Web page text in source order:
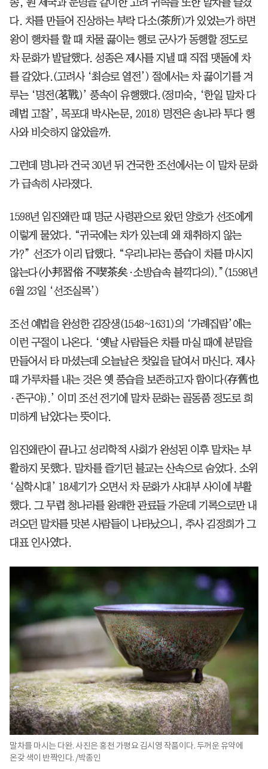
송, 원 제국과 운명을 같이한 고려 귀족들 또한 말차를 즐겼
다. 차를 만들어 진상하는 부락 다소(茶所)가 있었는가 하면
왕이 행차를 할 때 차물 끓이는 행로 군사가 동행할 정도로
차 문화가 발달했다. 성종은 제사를 지낼 때 직접 맷돌에 차
를 갈았다.(고려사 ‘최승로 열전’) 절에서는 차 끓이기를 겨
루는 ‘명전(茗戰)’ 풍속이 유행했다.(정미숙, ‘한일 말차 다
례법 고찰’, 목포대 박사논문, 2018) 명전은 송나라 투다 행
사와 비슷하지 않았을까.
그런데 명나라 건국 30년 뒤 건국한 조선에서는 이 말차 문화
가 급속히 사라졌다.
1598년 임진왜란 때 명군 사령관으로 왔던 양호가 선조에게
이렇게 물었다. “귀국에는 차가 있는데 왜 채취하지 않는
가?” 선조가 이리 답했다. “우리나라는 풍습이 차를 마시지
않는다(小邦習俗 不喫茶矣·소방습속 불끽다의).”(1598년
6월 23일 ‘선조실록’)
조선 예법을 완성한 김장생(1548~1631)의 ‘가례집람’에는
이런 구절이 나온다. ‘옛날 사람들은 차를 마실 때에 분말을
만들어서 타 마셨는데 오늘날은 찻잎을 달여서 마신다. 제사
때 가루차를 내는 것은 옛 풍습을 보존하고자 함이다(存舊也
·존구야).’ 이미 조선 전기에 말차 문화는 골동품 정도로 희
미하게 남았다는 뜻이다.
임진왜란이 끝나고 성리학적 사회가 완성된 이후 말차는 부
활하지 못했다. 말차를 즐기던 불교는 산속으로 숨었다. 소위
‘실학시대’ 18세기가 오면서 차 문화가 사대부 사이에 부활
했다. 그 무렵 청나라를 왕래한 관료들 가운데 기록으로만 내
려오던 말차를 맛본 사람들이 나타났으니, 추사 김정희가 그
대표 인사였다.
말차를 마시는 다완. 사진은 홍천 가평요 김시영 작품이다. 두꺼운 유약에
온갖 색이 반짝인다. /박종인